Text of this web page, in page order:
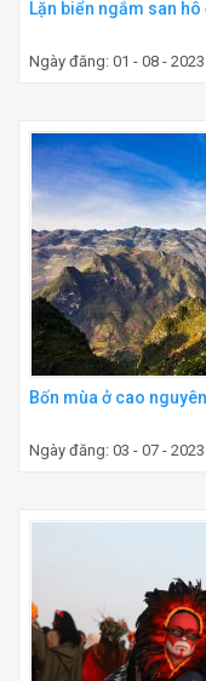
Lặn biển ngắm san hô
Ngày đăng: 01 - 08 - 2023
Bốn mùa ở cao
Ngày đăng: 03 - 07 - 2023